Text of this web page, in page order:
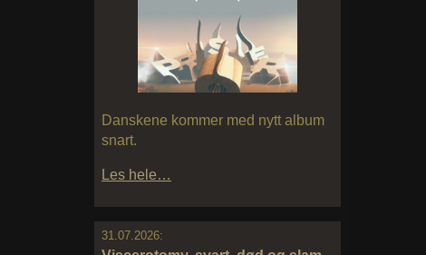
Danskene kommer med nytt album
snart.
Les hele…
31.07.2026: